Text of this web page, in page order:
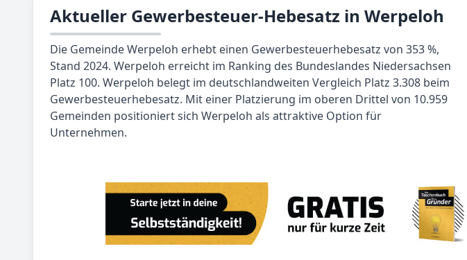
Aktueller Gewerbesteuer-Hebesatz in Werpeloh
Die Gemeinde Werpeloh erhebt einen Gewerbesteuerhebesatz von 353 %,
Stand 2024. Werpeloh erreicht im Ranking des Bundeslandes Niedersachsen
Platz 100. Werpeloh belegt im deutschlandweiten Vergleich Platz 3.308 beim
Gewerbesteuerhebesatz. Mit einer Platzierung im oberen Drittel von 10.959
Gemeinden positioniert sich Werpeloh als attraktive Option für
Unternehmen.